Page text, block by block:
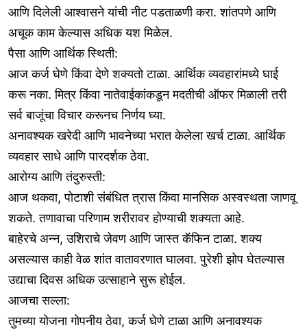
आणि दिलेली आश्वासने यांची नीट पडताळणी करा. शांतपणे आणि
अचूक काम केल्यास अधिक यश मिळेल.
पैसा आणि आर्थिक स्थिती:
आज कर्ज घेणे किंवा देणे शक्यतो टाळा. आर्थिक व्यवहारांमध्ये घाई
करू नका. मित्र किंवा नातेवाईकांकडून मदतीची ऑफर मिळाली तरी
सर्व बाजूंचा विचार करूनच निर्णय घ्या.
अनावश्यक खरेदी आणि भावनेच्या भरात केलेला खर्च टाळा. आर्थिक
व्यवहार साधे आणि पारदर्शक ठेवा.
आरोग्य आणि तंदुरुस्ती:
आज थकवा, पोटाशी संबंधित त्रास किंवा मानसिक अस्वस्थता जाणवू
शकते. तणावाचा परिणाम शरीरावर होण्याची शक्यता आहे.
बाहेरचे अन्न, उशिराचे जेवण आणि जास्त कॅफिन टाळा. शक्य
असल्यास काही वेळ शांत वातावरणात घालवा. पुरेशी झोप घेतल्यास
उद्याचा दिवस अधिक उत्साहाने सुरू होईल.
आजचा सल्ला:
तुमच्या योजना गोपनीय ठेवा, कर्ज घेणे टाळा आणि अनावश्यक